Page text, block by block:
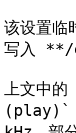
该设置临
写入
上文中
(play)`